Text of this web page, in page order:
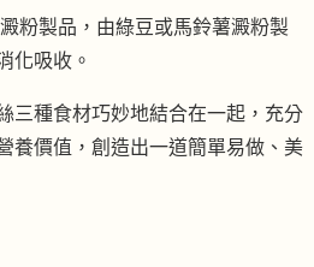
粉製品，由綠豆或馬鈴薯澱粉製
化吸收。
三種食材巧妙地結合在一起，充分
養價值，創造出一道簡單易做、美